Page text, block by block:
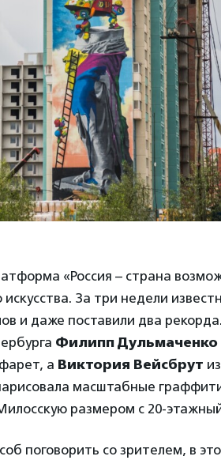
«Россия – страна
За три недели
и даже поставили два
Филипп Дульмаченко
а Виктория Вейсбрут
масштабные
размером с 20-
поговорить со зрителем, в